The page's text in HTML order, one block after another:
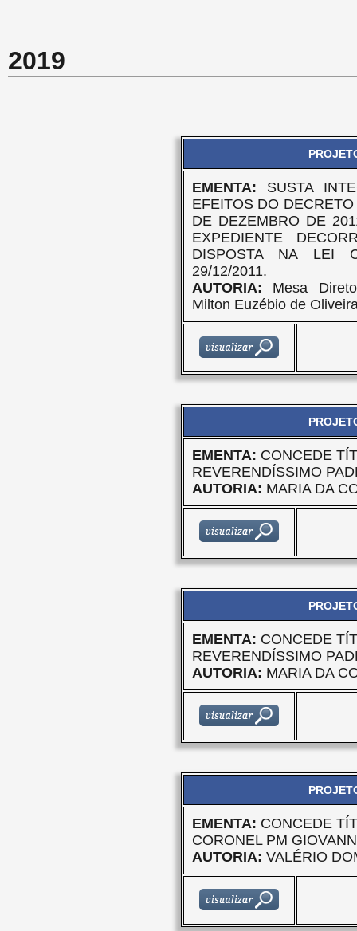
2019
EMENTA: SUSTA
EFEITOS DO
DE DEZEMBRO DE
EXPEDIENTE
DISPOSTA NA LEI
29/12/2011.
AUTORIA: Mesa
Milton Euzébio de
EMENTA: CONCEDE
REVERENDÍSSIMO
AUTORIA: MARIA DA
EMENTA: CONCEDE
REVERENDÍSSIMO
AUTORIA: MARIA DA
EMENTA: CONCEDE
CORONEL PM
AUTORIA: VALÉRIO